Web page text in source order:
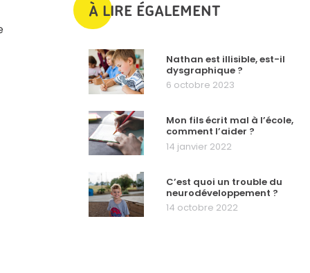
À LIRE ÉGALEMENT
Nathan est illisible, est-il
dysgraphique ?
6 octobre 2023
Mon fils écrit mal à l’école,
comment l’aider ?
14 janvier 2022
C’est quoi un trouble du
neurodéveloppement ?
14 octobre 2022